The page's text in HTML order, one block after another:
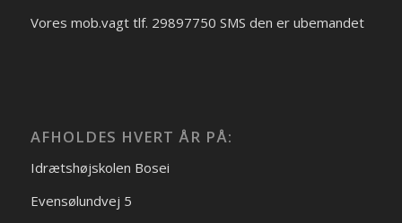
Vores mob.vagt tlf. 29897750 SMS den er ubemandet
AFHOLDES HVERT ÅR PÅ:
Idrætshøjskolen Bosei
Evensølundvej 5